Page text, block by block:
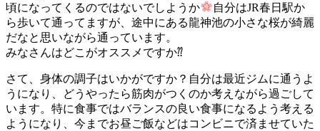
頃になってくるのではないでしようか
自分はJR春日駅か
ら歩いて通ってますが、途中にある龍神池の小さな桜が綺麗
だなと思いながら通っています。
みなさんはどこがオススメですか⁇
さて、身体の調子はいかがですか？自分は最近ジムに通うよ
うになり、どうやったら筋肉がつくのか考えながら過ごして
います。特に食事ではバランスの良い食事になるよう考える
ようになり、今までお昼ご飯などはコンビニで済ませていた